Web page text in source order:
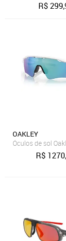
R$
OAKLEY
Óculos de sol
R$